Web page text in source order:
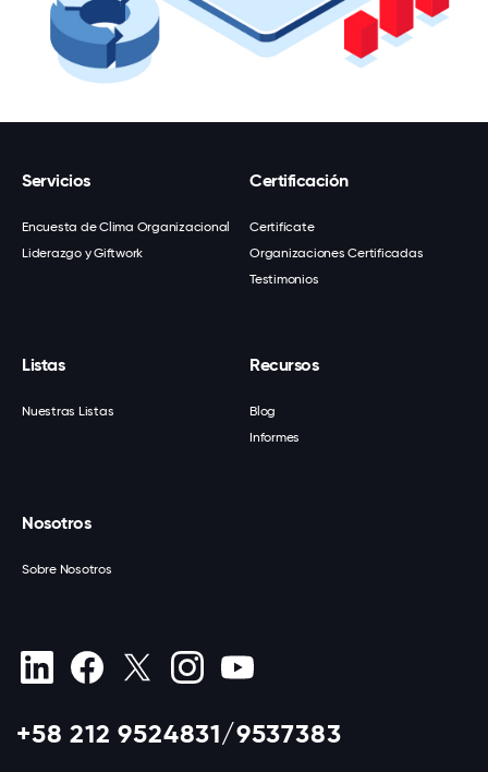
Servicios
Encuesta de Clima Organizacional
Liderazgo y Giftwork
Certificación
Certifícate
Organizaciones Certificadas
Testimonios
Listas
Nuestras Listas
Recursos
Blog
Informes
Nosotros
Sobre Nosotros
+58 212 9524831/9537383